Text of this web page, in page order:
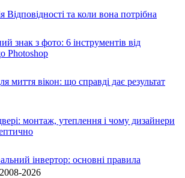
Відповідності та коли вона потрібна
знак з фото: 6 інструментів від
Photoshop
миття вікон: що справді дає результат
монтаж, утеплення і чому дизайнери
інвертор: основні правила
2026